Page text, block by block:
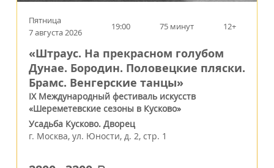
Пятница
7 августа 2026
19:00 75 минут 12+
«Штраус. На прекрасном голубом
Дунае. Бородин. Половецкие пляски.
Брамс. Венгерские танцы»
IX Международный фестиваль искусств
«Шереметевские сезоны в Кусково»
Усадьба Кусково. Дворец
г. Москва, ул. Юности, д. 2, стр. 1